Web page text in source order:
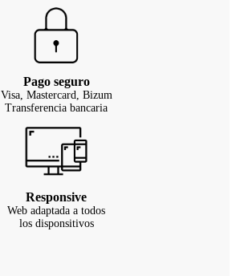
Pago seguro
Visa, Mastercard, Bizum
Transferencia bancaria
Responsive
Web adaptada a todos
los disponsitivos